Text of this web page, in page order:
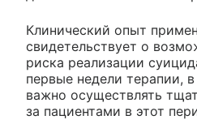
Клинический опыт
свидетельствует о
риска реализации
первые недели терапии,
важно осуществлять
за пациентами в этот